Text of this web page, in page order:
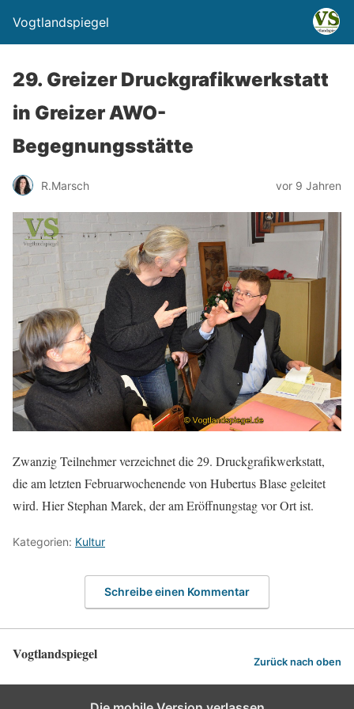
Vogtlandspiegel
29. Greizer Druckgrafikwerkstatt
in Greizer AWO-
Begegnungsstätte
R.Marsch vor 9 Jahren
Zwanzig Teilnehmer verzeichnet die 29. Druckgrafikwerkstatt,
die am letzten Februarwochenende von Hubertus Blase geleitet
wird. Hier Stephan Marek, der am Eröffnungstag vor Ort ist.
Kategorien: Kultur
Schreibe einen Kommentar
Vogtlandspiegel Zurück nach oben